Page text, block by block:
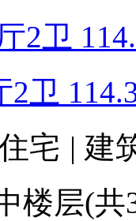
卫
宅 | 建
楼层(